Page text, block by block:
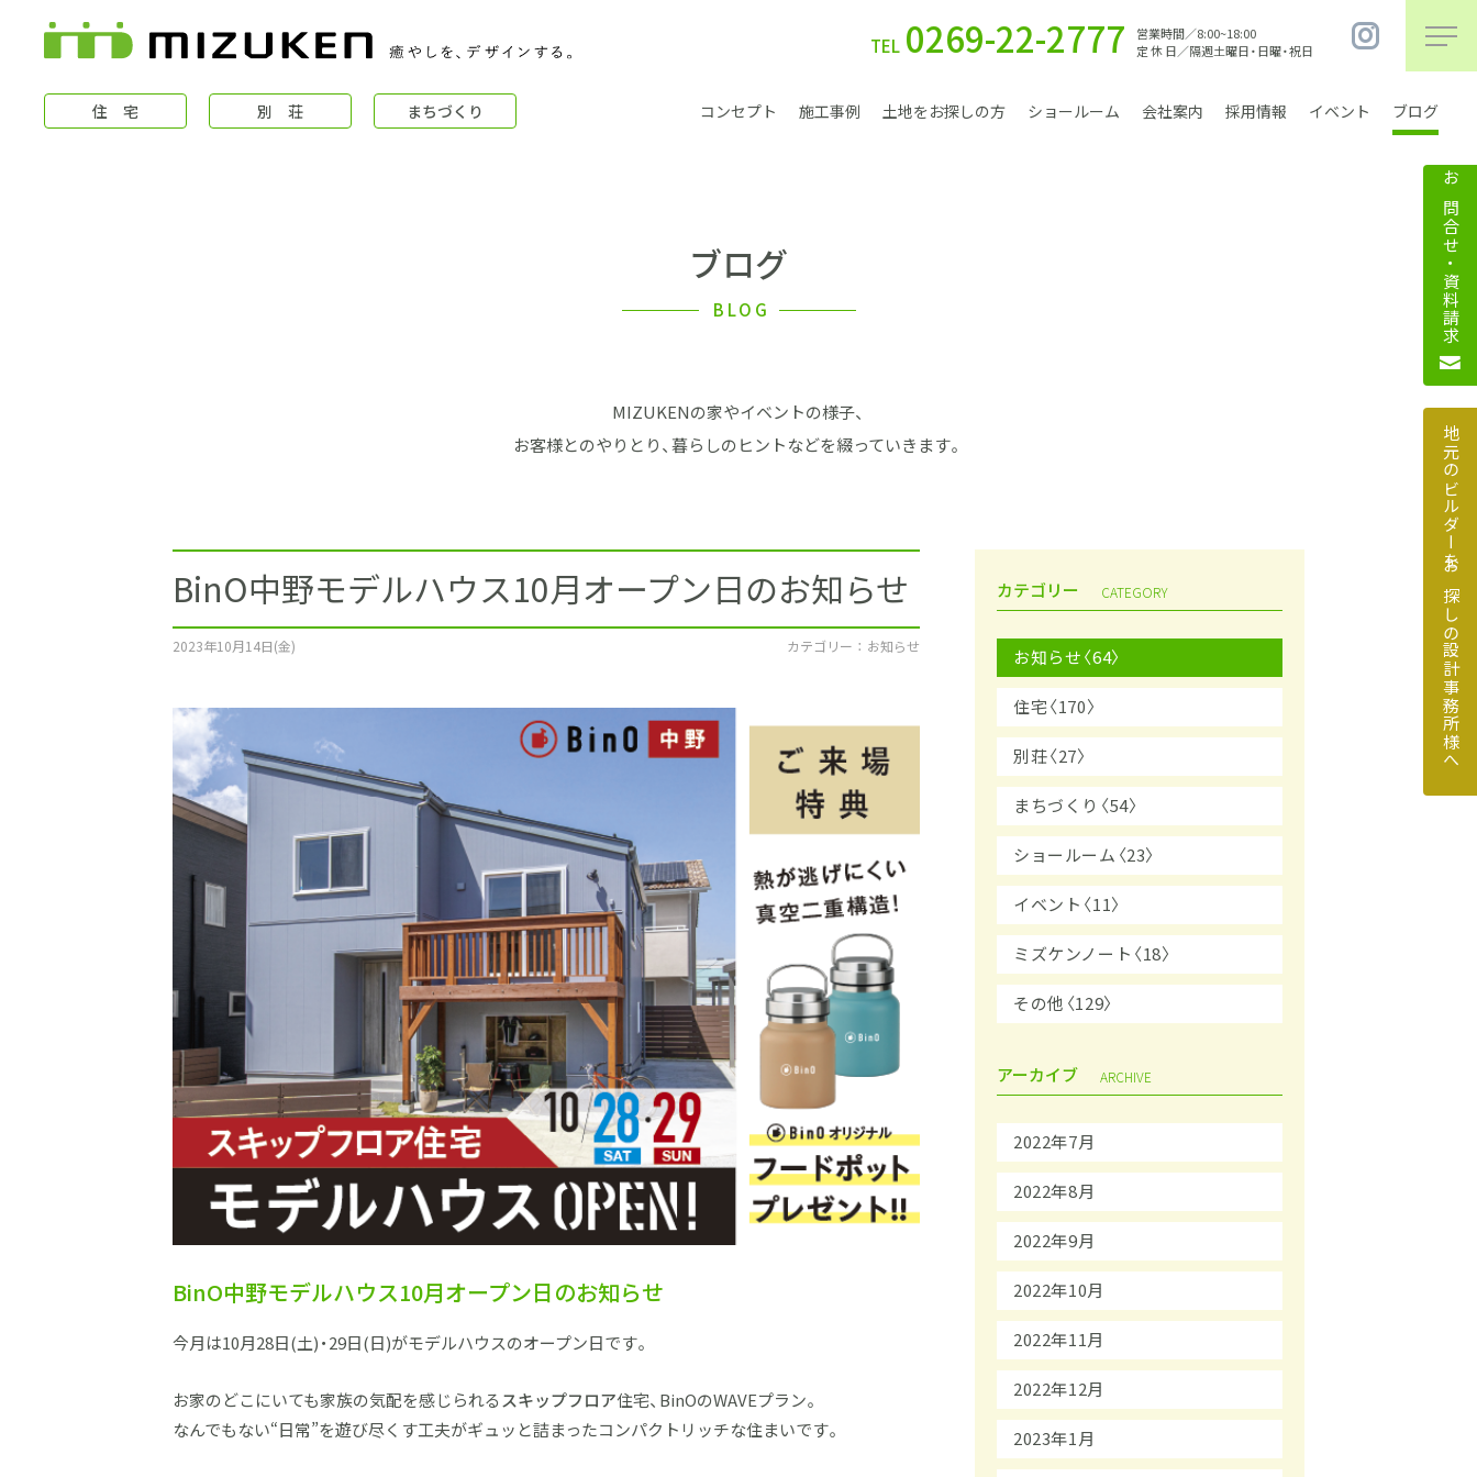
TEL 0269-22-2777
営業時間／8:00~18:00
定 休 日／隔週土曜日・日曜・祝日
住 宅 別 荘 まちづくり コンセプト 施工事例 土地をお探しの方 ショールーム 会社案内 採用情報 イベント ブログ
別 荘
会社案内
土地をお探しの方 イベント
ショールーム ブログ
お問合せ・資料請求 地元のビルダーを お探しの設計事務所様へ
ブログ
BLOG
MIZUKENの家やイベントの様子、
お客様とのやりとり、暮らしのヒントなどを綴っていきます。
BinO中野モデルハウス10月オープン日のお知らせ
2023年10月14日(金) カテゴリー ： お知らせ
BinO中野モデルハウス10月オープン日のお知らせ
今月は10月28日(土)・29日(日)がモデルハウスのオープン日です。
お家のどこにいても家族の気配を感じられるスキップフロア住宅、BinOのWAVEプラン。
なんでもない“日常”を遊び尽くす工夫がギュッと詰まったコンパクトリッチな住まいです。
カテゴリー CATEGORY
お知らせ〈64〉
住宅〈170〉
別荘〈27〉
まちづくり〈54〉
ショールーム〈23〉
イベント〈11〉
ミズケンノート〈18〉
その他〈129〉
アーカイブ ARCHIVE
2022年7月
2022年8月
2022年9月
2022年10月
2022年11月
2022年12月
2023年1月
お問合せ・資料請求
地元のビルダーをお探しの設計事務所様へ